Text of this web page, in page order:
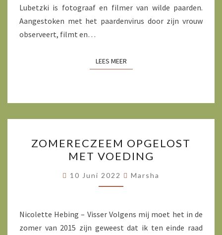
Lubetzki is fotograaf en filmer van wilde paarden.
Aangestoken met het paardenvirus door zijn vrouw
observeert, filmt en…
LEES MEERLEES MEER
OPGELOST
MET
VOEDING
ZOMERECZEEM OPGELOST
MET VOEDING
10 Juni 2022 Marsha
Nicolette Hebing – Visser Volgens mij moet het in de
zomer van 2015 zijn geweest dat ik ten einde raad